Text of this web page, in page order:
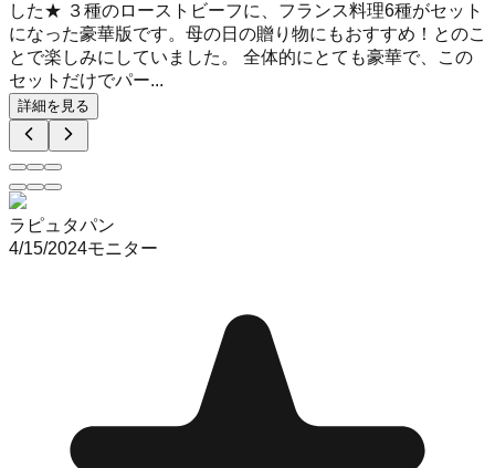
した★ ３種のローストビーフに、フランス料理6種がセット
になった豪華版です。母の日の贈り物にもおすすめ！とのこ
とで楽しみにしていました。 全体的にとても豪華で、この
セットだけでパー...
詳細を見る
ラピュタパン
4/15/2024モニター